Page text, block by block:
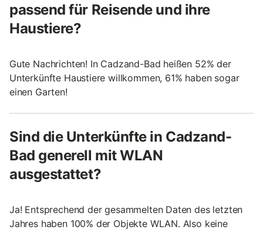
passend für Reisende und ihre
Haustiere?
Gute Nachrichten! In Cadzand-Bad heißen 52% der
Unterkünfte Haustiere willkommen, 61% haben sogar
einen Garten!
Sind die Unterkünfte in Cadzand-
Bad generell mit WLAN
ausgestattet?
Ja! Entsprechend der gesammelten Daten des letzten
Jahres haben 100% der Objekte WLAN. Also keine